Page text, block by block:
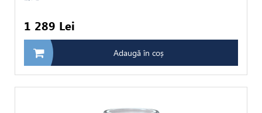
1 289 Lei
Adaugă în coș